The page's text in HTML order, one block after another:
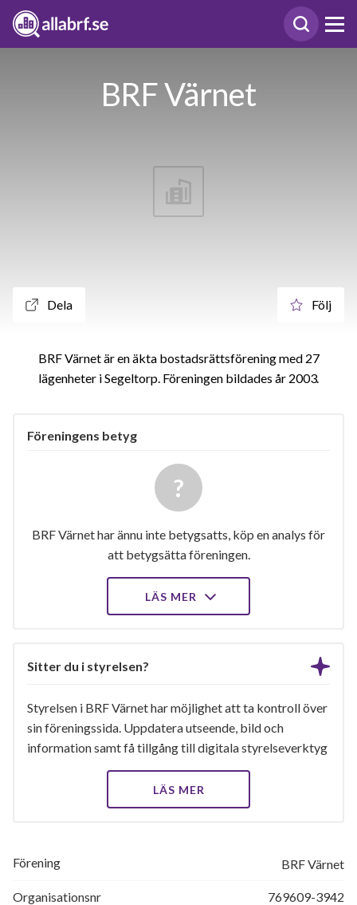
BRF Värnet
Dela Följ
BRF Värnet är en äkta bostadsrättsförening med 27
lägenheter i Segeltorp. Föreningen bildades år 2003
Föreningens betyg
BRF Värnet har ännu inte betygsatts, köp en analys för
att betygsätta föreningen.
LÄS MER
Sitter du i styrelsen?
Styrelsen i BRF Värnet har möjlighet att ta kontroll över
sin föreningssida. Uppdatera utseende, bild och
information samt få tillgång till digitala styrelseverktyg
LÄS MER
Förening BRF Värnet
Organisationsnr 769609-3942